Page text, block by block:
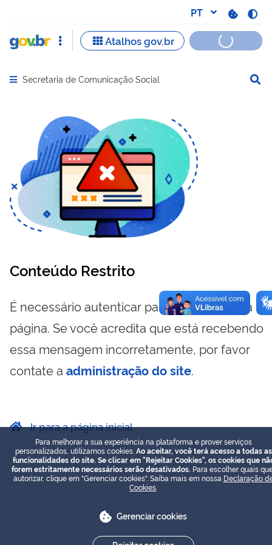
Abrir menu principal de navegação
Secretaria de Comunicação Social
Conteúdo Restrito
É necessário autenticar para visualizar essa
página. Se você acredita que está recebendo
essa mensagem incorretamente, por favor
contate a administração do site.
Ir para a página inicial
Para melhorar a sua experiência na plataforma e prover serviços
personalizados, utilizamos cookies. Ao aceitar, você terá acesso a todas as
funcionalidades do site. Se clicar em "Rejeitar Cookies", os cookies que
forem estritamente necessários serão desativados. Para escolher quais
autorizar, clique em "Gerenciar cookies". Saiba mais em nossa Declaração
Cookies
Gerenciar cookies